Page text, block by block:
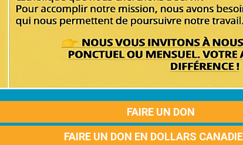
FAIRE UN DON
FAIRE UN DON EN DOLLARS